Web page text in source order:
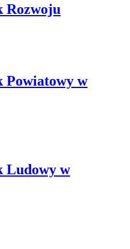
Rozwoju
Powiatowy w
Ludowy w